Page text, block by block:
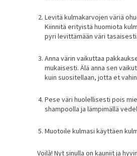
Levitä kulmakarvojen väriä
Kiinnitä erityistä huomiota
pyri levittämään väri tasaisesti.
Anna värin vaikuttaa
mukaisesti. Älä anna sen
kuin suositellaan, jotta et
Pese väri huolellisesti pois
shampoolla ja lämpimällä
Muotoile kulmasi käyttäen
Voilà! Nyt sinulla on kauniit ja